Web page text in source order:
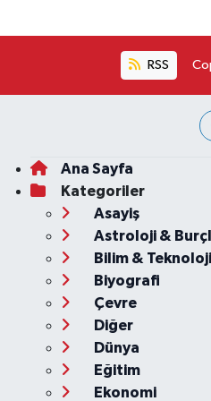
RSS
Ana Sayfa
Kategoriler
Asayiş
Astroloji &
Bilim & Teknoloji
Biyografi
Çevre
Diğer
Dünya
Eğitim
Ekonomi